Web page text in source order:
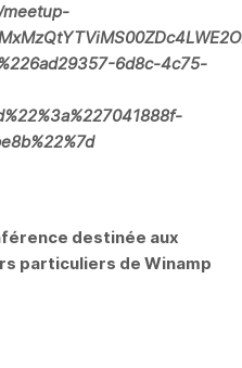
6d8c-4c75-
destinée aux
particuliers de Winamp